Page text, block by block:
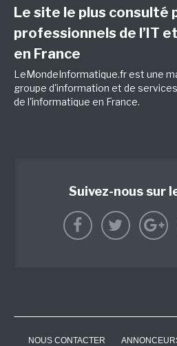
Le site le plus consulté
professionnels de l’IT
en France
LeMondeInformatique.fr est une
groupe d'information et de
de l'informatique en France.
Suivez-nous sur
NOUS CONTACTER